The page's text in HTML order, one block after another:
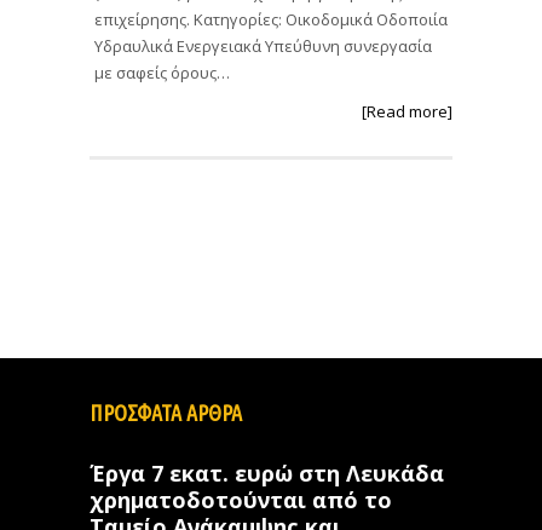
επιχείρησης. Κατηγορίες: Οικοδομικά Οδοποιία
Υδραυλικά Ενεργειακά Υπεύθυνη συνεργασία
με σαφείς όρους…
[Read more]
ΠΡΟΣΦΑΤΑ ΑΡΘΡΑ
Έργα 7 εκατ. ευρώ στη Λευκάδα
χρηματοδοτούνται από το